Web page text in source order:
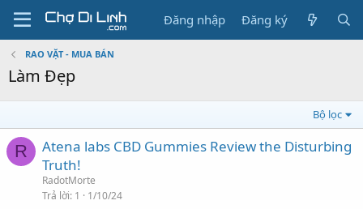
Đăng nhập Đăng ký
RAO VẶT - MUA BÁN
Làm Đẹp
Bộ lọc
R
Atena labs CBD Gummies Review the Disturbing
Truth!
RadotMorte
Trả lời 1 1/10/24